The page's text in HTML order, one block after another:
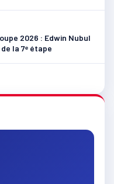
2026 : Edwin Nubul
la 7ᵉ étape